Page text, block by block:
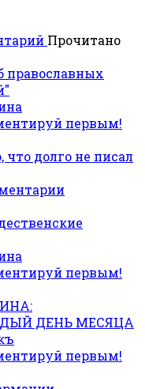
Прочитано
православных
первым!
что долго не писал
первым!
ДЕНЬ МЕСЯЦА
первым!